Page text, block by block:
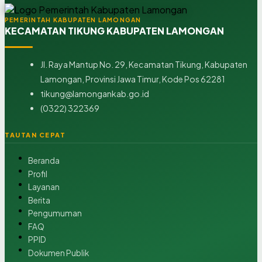
PEMERINTAH KABUPATEN LAMONGAN
KECAMATAN TIKUNG KABUPATEN LAMONGAN
Jl. Raya Mantup No. 29, Kecamatan Tikung, Kabupaten
Lamongan, Provinsi Jawa Timur, Kode Pos 62281
tikung@lamongankab.go.id
(0322) 322369
TAUTAN CEPAT
Beranda
Profil
Layanan
Berita
Pengumuman
FAQ
PPID
Dokumen Publik